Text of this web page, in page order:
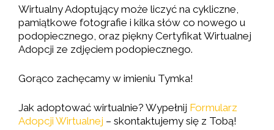
Wirtualny Adoptujący może liczyć na cykliczne,
pamiątkowe fotografie i kilka słów co nowego u
podopiecznego, oraz piękny Certyfikat Wirtualnej
Adopcji ze zdjęciem podopiecznego.
Gorąco zachęcamy w imieniu Tymka!
Jak adoptować wirtualnie? Wypełnij Formularz
Adopcji Wirtualnej – skontaktujemy się z Tobą!